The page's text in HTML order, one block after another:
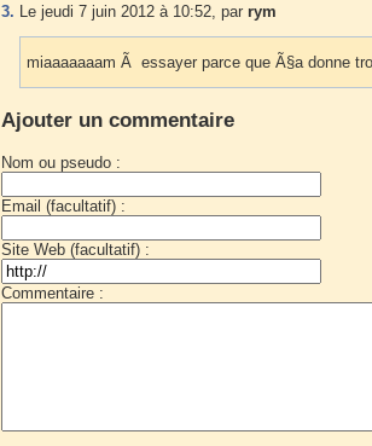
3. Le jeudi 7 juin 2012 à 10:52, par rym
miaaaaaaam Ã essayer parce que Ã§a donne
Ajouter un commentaire
Nom ou pseudo :
Email (facultatif) :
Site Web (facultatif) :
Commentaire :